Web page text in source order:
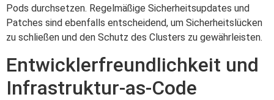
Pods durchsetzen. Regelmäßige Sicherheitsupdates und
Patches sind ebenfalls entscheidend, um Sicherheitslücken
zu schließen und den Schutz des Clusters zu gewährleisten.
Entwicklerfreundlichkeit und
Infrastruktur-as-Code